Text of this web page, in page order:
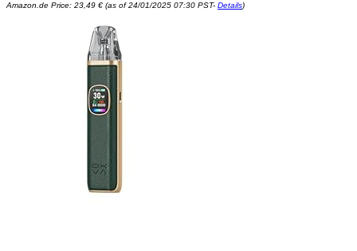
Amazon.de Price: 23,49 € (as of 24/01/2025 07:30 PST- Details)